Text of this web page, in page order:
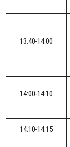
13:40-14:00
14:00-14:10
14:10-14:15